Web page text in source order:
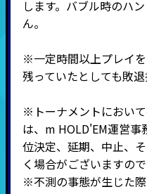
します。バブル時のハ
ん。
※一定時間以上プレイ
残っていたとしても敗退
※トーナメントにおい
は、m HOLD'EM運営
位決定、延期、中止、
く場合がございますの
※不測の事態が生じた